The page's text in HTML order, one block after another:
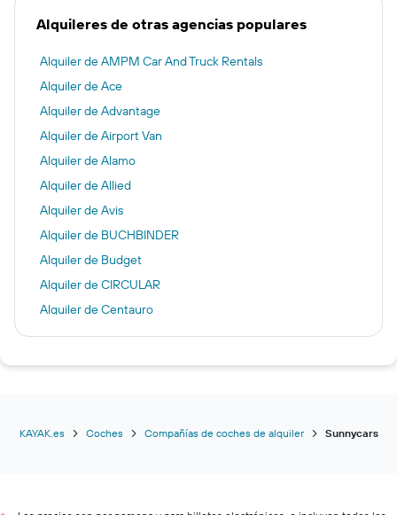
Alquileres de otras agencias populares
Alquiler de AMPM Car And Truck Rentals
Alquiler de Ace
Alquiler de Advantage
Alquiler de Airport Van
Alquiler de Alamo
Alquiler de Allied
Alquiler de Avis
Alquiler de BUCHBINDER
Alquiler de Budget
Alquiler de CIRCULAR
Alquiler de Centauro
Alquiler de Dollar
Alquiler de East Coast Car Rentals
KAYAK.es Coches Compañías de coches de alquiler Sunnycars